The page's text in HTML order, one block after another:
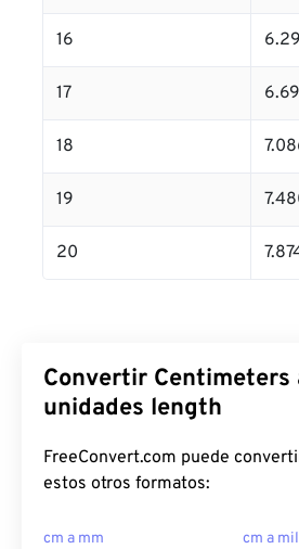
16
17
18
19
20
Convertir Centimeters
unidades length
FreeConvert.com puede
estos otros formatos:
cm a mm cm a